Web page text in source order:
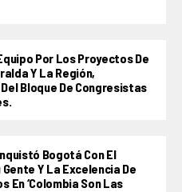
Por Los Proyectos De
Y La Región,
Bloque De Congresistas
Bogotá Con El
Gente Y La Excelencia De
En ‘Colombia Son Las